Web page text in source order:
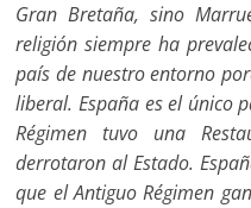
Gran Bretaña, sino
religión siempre ha
país de nuestro entorno
liberal. España es el único
Régimen tuvo una
derrotaron al Estado.
que el Antiguo Régimen